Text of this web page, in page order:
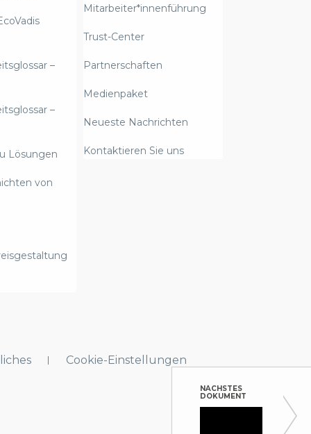
NÄCHSTES
DOKUMENT
–
–
Lösungen
von
Mitarbeiter*innenführung
Trust-Center
Partnerschaften
Medienpaket
Neueste Nachrichten
Kontaktieren Sie uns
Cookie-Einstellungen